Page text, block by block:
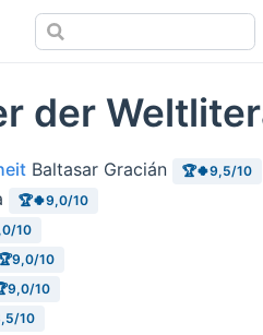
der
Baltasar Gracián 🏆🍀9,5/10
🏆🍀9,0/10
10
10
10
10